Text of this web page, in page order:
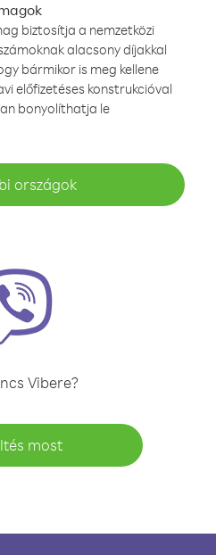
biztosítja a nemzetközi
alacsony díjakkal
bármikor is meg kellene
előfizetéses konstrukcióval
bonyolíthatja le
országok
Vibere?
most